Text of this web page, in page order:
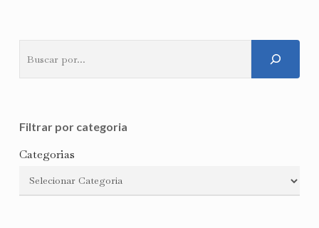
Filtrar por categoria
Categorias